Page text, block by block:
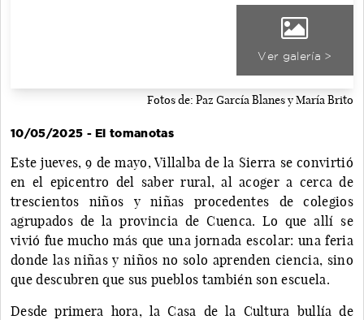
Ver galería >
Fotos de: Paz García Blanes y María Brito
10/05/2025 - El tomanotas
Este jueves, 9 de mayo, Villalba de la Sierra se convirtió
en el epicentro del saber rural, al acoger a cerca de
trescientos niños y niñas procedentes de colegios
agrupados de la provincia de Cuenca. Lo que allí se
vivió fue mucho más que una jornada escolar: una feria
donde las niñas y niños no solo aprenden ciencia, sino
que descubren que sus pueblos también son escuela.
Desde primera hora, la Casa de la Cultura bullía de